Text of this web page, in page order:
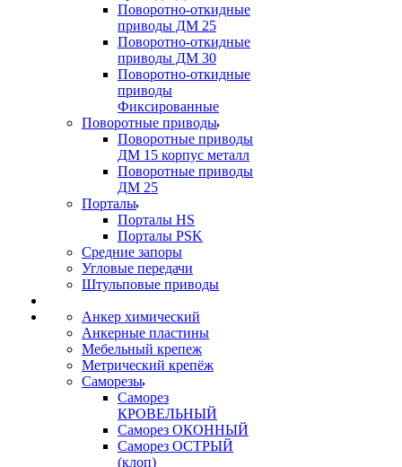
Поворотно-откидные
приводы ДМ 25
Поворотно-откидные
приводы ДМ 30
Поворотно-откидные
приводы
Фиксированные
Поворотные приводы
Поворотные приводы
ДМ 15 корпус металл
Поворотные приводы
ДМ 25
Порталы
Порталы HS
Порталы PSK
Средние запоры
Угловые передачи
Штульповые приводы
Анкер химический
Анкерные пластины
Мебельный крепеж
Метрический крепёж
Саморезы
Саморез
КРОВЕЛЬНЫЙ
Саморез ОКОННЫЙ
Саморез ОСТРЫЙ
(клоп)